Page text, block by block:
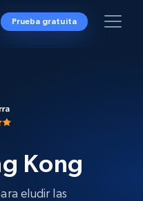
Prueba gratuita
Kong
eludir las